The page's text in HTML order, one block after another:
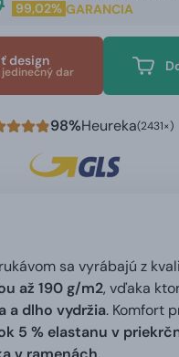
99,02% GARANCIA
design
jedinečný dar
98%Heureka(2431×)
sa vyrábajú z
až 190 g/m2, vďaka
a dlho vydržia. Komfort
5 % elastanu v